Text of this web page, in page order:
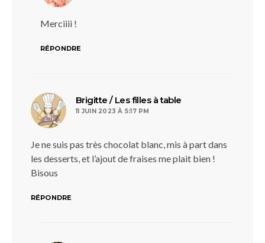
Merciiii !
RÉPONDRE
Brigitte / Les filles à table
11 JUIN 2023 À 5:17 PM
Je ne suis pas très chocolat blanc, mis à part dans
les desserts, et l’ajout de fraises me plait bien !
Bisous
RÉPONDRE